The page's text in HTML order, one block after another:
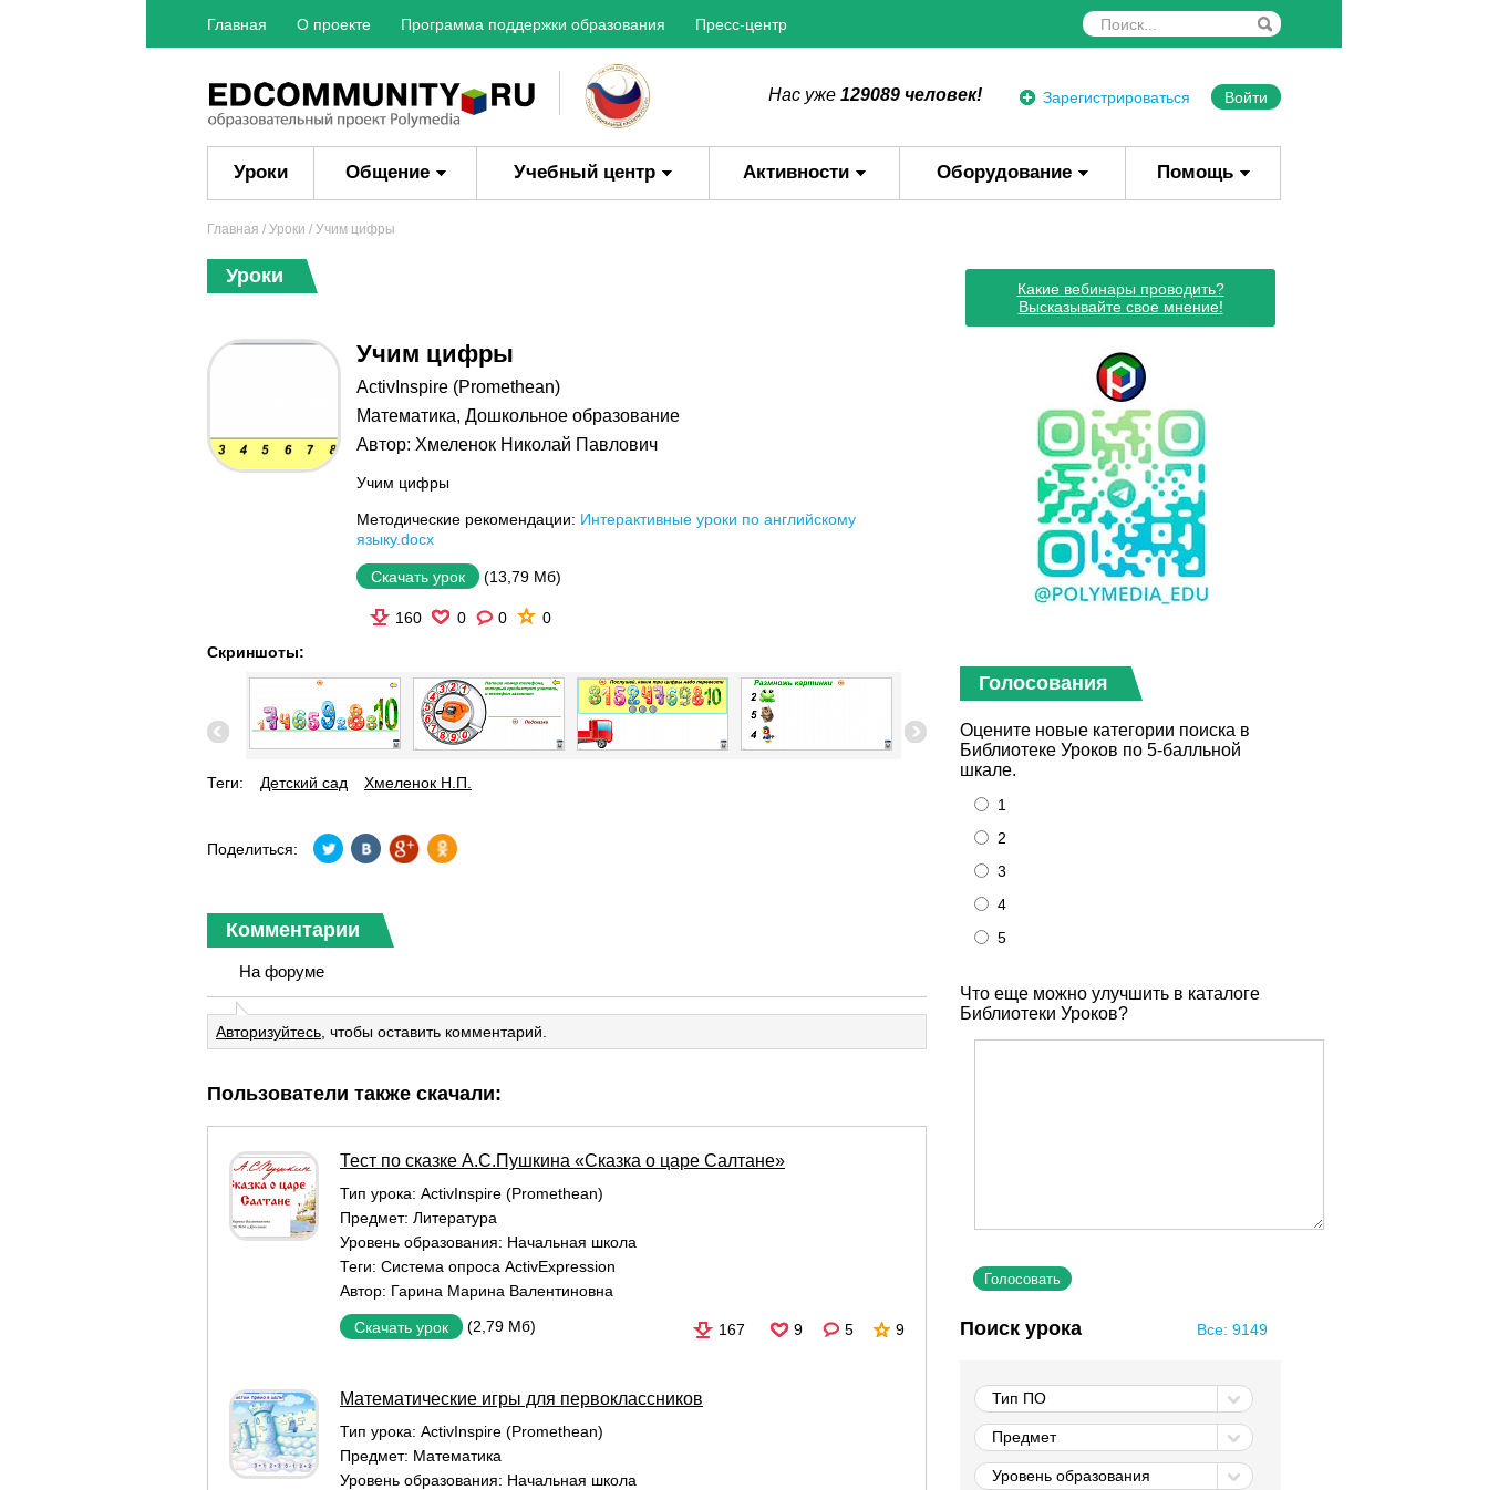
Главная О проекте Программа поддержки образования Пресс-центр
Зарегистрироваться Войти
Нас уже 129089 человек!
Уроки Общение Учебный центр Активности Оборудование Помощь
Главная / Уроки / Учим цифры
Уроки
Учим цифры
ActivInspire (Promethean)
Математика, Дошкольное образование
Автор: Хмеленок Николай Павлович
Учим цифры
Методические рекомендации: Интерактивные уроки по английскому
языку.docx
Скачать урок (13,79 Мб)
160 0 0
0
Скриншоты:
Теги: Детский сад Хмеленок Н.П.
Поделиться:
Комментарии
На форуме
Авторизуйтесь , чтобы оставить комментарий.
Пользователи также скачали:
Тест по сказке А.С.Пушкина «Сказка о царе Салтане»
Тип урока: ActivInspire (Promethean)
Предмет: Литература
Уровень образования: Начальная школа
Теги: Система опроса ActivExpression
Автор: Гарина Марина Валентиновна
Скачать урок (2,79 Мб) 167 9 5 9
Математические игры для первоклассников
Тип урока: ActivInspire (Promethean)
Предмет: Математика
Уровень образования: Начальная школа
Какие вебинары проводить?
Высказывайте свое мнение!
Голосования
Оцените новые категории поиска в
Библиотеке Уроков по 5-балльной
шкале.
1
2
3
4
5
Что еще можно улучшить в каталоге
Библиотеки Уроков?
Все: 9149
Поиск урока
Тип ПО
Предмет
Уровень образования